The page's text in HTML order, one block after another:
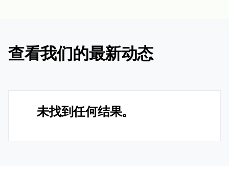
查看我们的最新动态
未找到任何结果。